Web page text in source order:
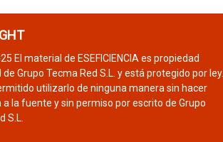
El material de ESEFICIENCIA es propiedad
Grupo Tecma Red S.L. y está protegido por ley.
utilizarlo de ninguna manera sin hacer
la fuente y sin permiso por escrito de Grupo
S.L.